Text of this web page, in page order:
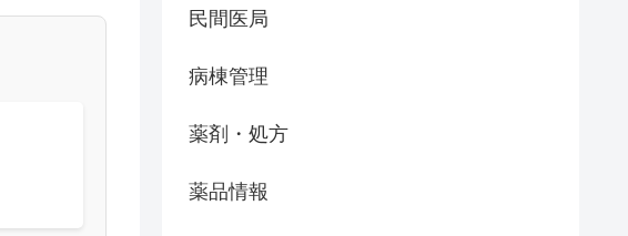
民間医局
病棟管理
薬剤・処方
薬品情報